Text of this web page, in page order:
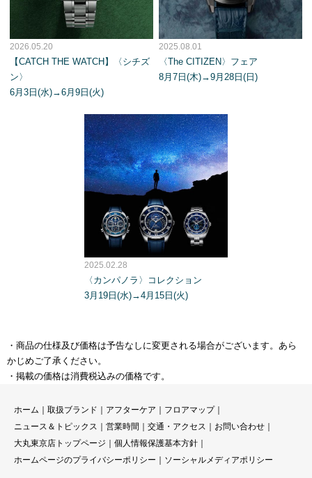
2026.05.20
【CATCH THE WATCH】〈シチズ
ン〉
6月3日(水)→6月9日(火)
2025.08.01
〈The CITIZEN〉フェア
8月7日(木)→9月28日(日)
2025.02.28
〈カンパノラ〉コレクション
3月19日(水)→4月15日(火)
・商品の仕様及び価格は予告なしに変更される場合がございます。あら
かじめご了承ください。
・掲載の価格は消費税込みの価格です。
ホーム ｜ 取扱ブランド ｜ アフターケア ｜ フロアマップ｜
ニュース＆トピックス ｜ 営業時間 ｜ 交通・アクセス ｜ お問い合わせ ｜
大丸東京店トップページ ｜ 個人情報保護基本方針 ｜
ホームページのプライバシーポリシー ｜ ソーシャルメディアポリシー